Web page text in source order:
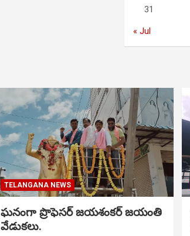
31
« Jul
TELANGANA NEWS
ఘనంగా ప్రొఫెసర్ జయశంకర్ జయంతి
వేడుకలు.